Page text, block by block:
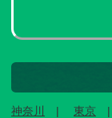
神奈川 東京